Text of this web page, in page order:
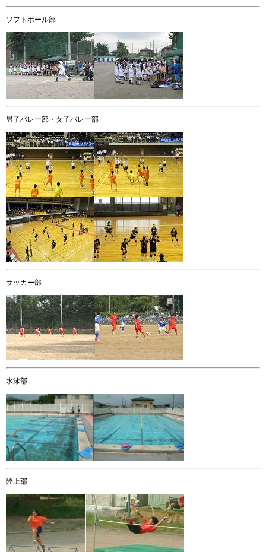
ソフトボール部
男子バレー部・女子バレー部
サッカー部
水泳部
陸上部